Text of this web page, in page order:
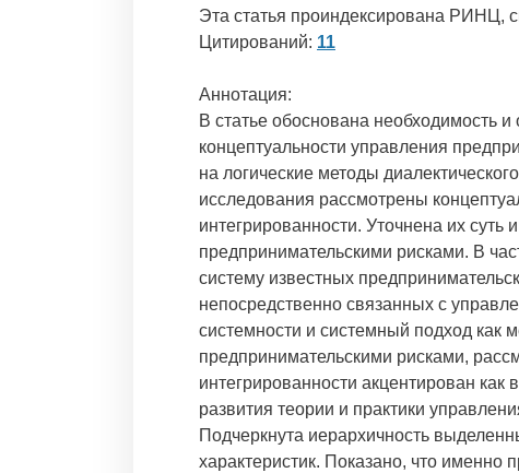
Эта статья проиндексирована РИНЦ,
Цитирований: 11
Аннотация:
В статье обоснована необходимость
концептуальности управления
на логические методы
исследования рассмотрены
интегрированности. Уточнена их суть
предпринимательскими рисками. В
систему известных
непосредственно связанных с
системности и системный подход как
предпринимательскими рисками,
интегрированности акцентирован
развития теории и практики
Подчеркнута иерархичность
характеристик. Показано, что именно